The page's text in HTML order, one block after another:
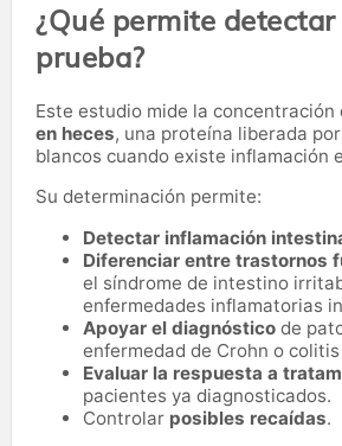
¿Qué permite
prueba?
Este estudio mide la concentración
en heces, una proteína liberada
blancos cuando existe inflamación
Su determinación permite:
Detectar inflamación
Diferenciar entre trastornos
el síndrome de intestino
enfermedades inflamatorias
Apoyar el diagnóstico de
enfermedad de Crohn o
Evaluar la respuesta a
pacientes ya diagnosticados.
Controlar posibles recaídas.